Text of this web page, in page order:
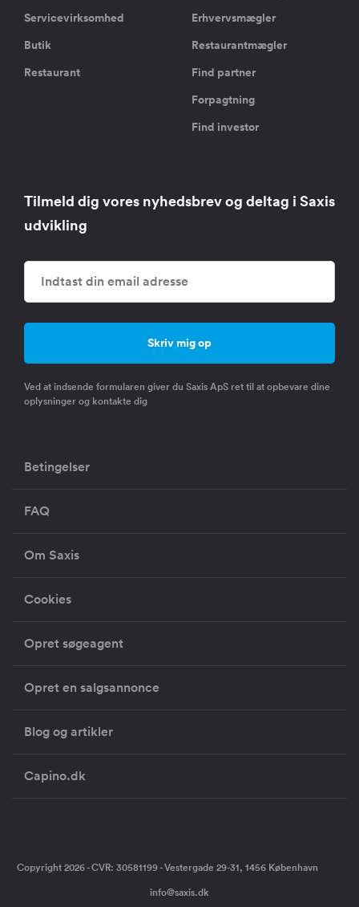
Servicevirksomhed
Butik
Restaurant
Erhvervsmægler
Restaurantmægler
Find partner
Forpagtning
Find investor
Tilmeld dig vores nyhedsbrev og deltag i Saxis
udvikling
Ved at indsende formularen giver du Saxis ApS ret til at opbevare dine
oplysninger og kontakte dig
Betingelser
FAQ
Om Saxis
Cookies
Opret søgeagent
Opret en salgsannonce
Blog og artikler
Capino.dk
Copyright 2026 - CVR: 30581199 - Vestergade 29-31, 1456 København
info@saxis.dk